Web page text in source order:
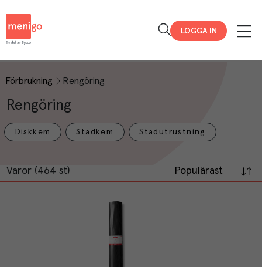
LOGGA IN
Förbrukning Rengöring
Rengöring
Diskkem Städkem Städutrustning
Varor (464 st) Populärast